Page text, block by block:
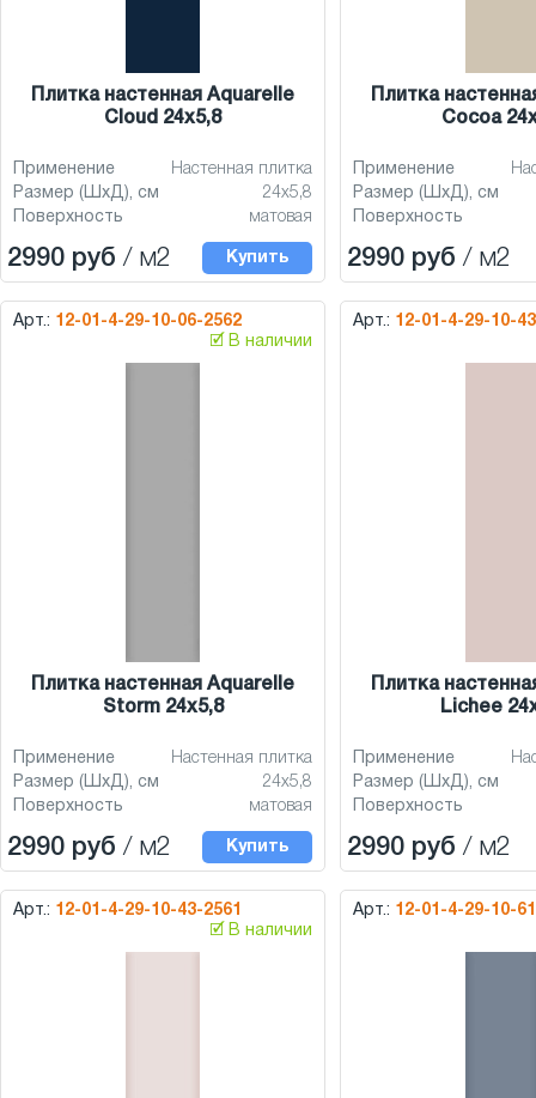
Плитка настенная Aquarelle
Cloud 24x5,8
Применение
Настенная плитка
Размер (ШхД), см
24x5,8
Поверхность
матовая
2990 руб / м2 Купить
Плитка
Cocoa
Применение
Размер (ШхД), см
Поверхность
2990 руб / м2
Арт.: 12-01-4-29-10-06-2562
🗹 В наличии
Плитка настенная Aquarelle
Storm 24x5,8
Применение
Настенная плитка
Размер (ШхД), см
24x5,8
Поверхность
матовая
2990 руб / м2 Купить
Арт.: 12-01-4-29-10-
Плитка
Lichee
Применение
Размер (ШхД), см
Поверхность
2990 руб / м2
Арт.: 12-01-4-29-10-43-2561
🗹 В наличии
Арт.: 12-01-4-29-10-